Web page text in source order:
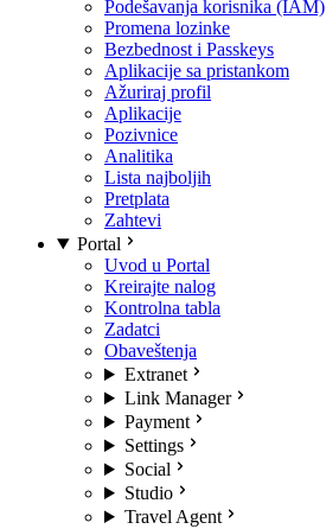
Podešavanja korisnika (IAM)
Promena lozinke
Bezbednost i Passkeys
Aplikacije sa pristankom
Ažuriraj profil
Aplikacije
Pozivnice
Analitika
Lista najboljih
Pretplata
Zahtevi
Portal
Uvod u Portal
Kreirajte nalog
Kontrolna tabla
Zadatci
Obaveštenja
Extranet
Link Manager
Payment
Settings
Social
Studio
Travel Agent